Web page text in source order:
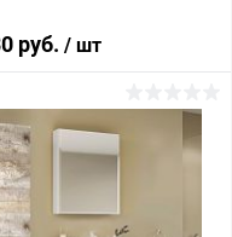
руб. / шт
В корзину
в 1 клик